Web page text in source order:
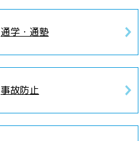
通学・通塾
事故防止